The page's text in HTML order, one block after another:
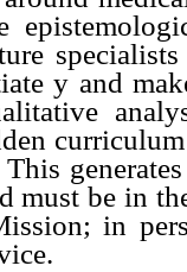
y and
must be in
in